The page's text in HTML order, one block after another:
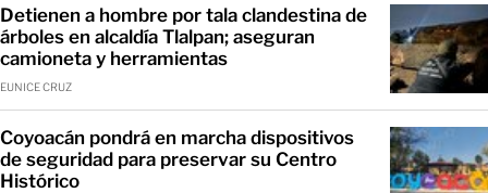
Detienen a hombre por tala clandestina de
árboles en alcaldía Tlalpan; aseguran
camioneta y herramientas
EUNICE CRUZ
Coyoacán pondrá en marcha dispositivos
de seguridad para preservar su Centro
Histórico